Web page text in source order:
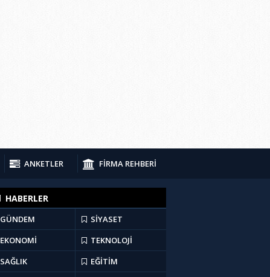
ANKETLER FİRMA REHBERİ
HABERLER
GÜNDEM
SİYASET
EKONOMİ
TEKNOLOJİ
SAĞLIK
EĞİTİM